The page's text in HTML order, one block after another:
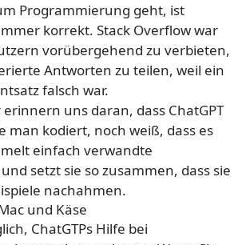
Programmierung geht, ist
korrekt. Stack Overflow war
vorübergehend zu verbieten,
Antworten zu teilen, weil ein
falsch war.
erinnern uns daran, dass ChatGPT
man kodiert, noch weiß, dass es
einfach verwandte
setzt sie so zusammen, dass sie
nachahmen.
und Käse
ChatGTPs Hilfe bei